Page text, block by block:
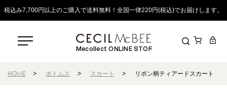
税込み7,700円以上のご購入で送料無料！全国一律220円(税込)でお届けします。
Mecollect ONLINE STORE
HOME > ボトムス > スカート > リボン柄ティアードスカート